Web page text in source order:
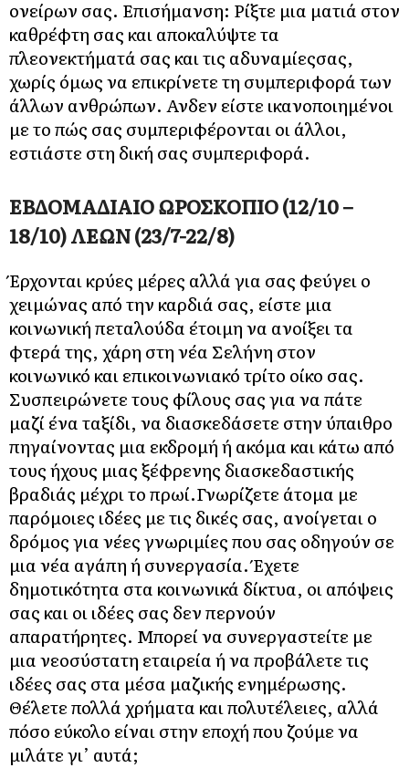
ονείρων σας. Επισήμανση: Ρίξτε μια ματιά στον
καθρέφτη σας και αποκαλύψτε τα
πλεονεκτήματά σας και τις αδυναμίεςσας,
χωρίς όμως να επικρίνετε τη συμπεριφορά των
άλλων ανθρώπων. Ανδεν είστε ικανοποιημένοι
με το πώς σας συμπεριφέρονται οι άλλοι,
εστιάστε στη δική σας συμπεριφορά.
ΕΒΔΟΜΑΔΙΑΙΟ ΩΡΟΣΚΟΠΙΟ (12/10 –
18/10) ΛΕΩΝ (23/7-22/8)
Έρχονται κρύες μέρες αλλά για σας φεύγει ο
χειμώνας από την καρδιά σας, είστε μια
κοινωνική πεταλούδα έτοιμη να ανοίξει τα
φτερά της, χάρη στη νέα Σελήνη στον
κοινωνικό και επικοινωνιακό τρίτο οίκο σας.
Συσπειρώνετε τους φίλους σας για να πάτε
μαζί ένα ταξίδι, να διασκεδάσετε στην ύπαιθρο
πηγαίνοντας μια εκδρομή ή ακόμα και κάτω από
τους ήχους μιας ξέφρενης διασκεδαστικής
βραδιάς μέχρι το πρωί.Γνωρίζετε άτομα με
παρόμοιες ιδέες με τις δικές σας, ανοίγεται ο
δρόμος για νέες γνωριμίες που σας οδηγούν σε
μια νέα αγάπη ή συνεργασία. Έχετε
δημοτικότητα στα κοινωνικά δίκτυα, οι απόψεις
σας και οι ιδέες σας δεν περνούν
απαρατήρητες. Μπορεί να συνεργαστείτε με
μια νεοσύστατη εταιρεία ή να προβάλετε τις
ιδέες σας στα μέσα μαζικής ενημέρωσης.
Θέλετε πολλά χρήματα και πολυτέλειες, αλλά
πόσο εύκολο είναι στην εποχή που ζούμε να
μιλάτε γι’ αυτά;